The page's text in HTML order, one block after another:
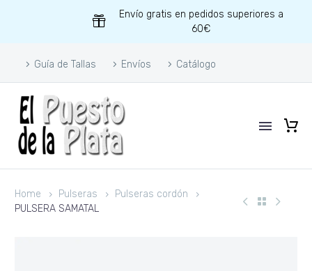
Envío gratis en pedidos superiores a
60€
Guía de Tallas Envíos Catálogo
Home Pulseras
Pulseras cordón
PULSERA SAMATAL